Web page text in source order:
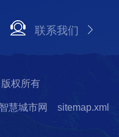
联系我们
权所有
慧城市网 sitemap.xml